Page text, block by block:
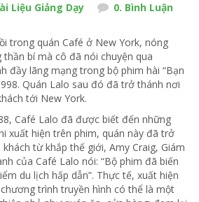
Liệu Giảng Dạy 0. Bình Luận
trong quán Café ở New York, nóng
bí mà cô đã nói chuyện qua
đầy lãng mạng trong bộ phim hài “Bạn
Quán Lalo sau đó đã trở thánh nơi
tới New York.
Café Lalo đã được biết đến những
xuất hiện trên phim, quán này đã trở
từ khắp thế giới, Amy Craig, Giám
của Café Lalo nói: “Bộ phim đã biến
du lịch hấp dẫn”. Thực tế, xuất hiện
trình truyền hình có thể là một